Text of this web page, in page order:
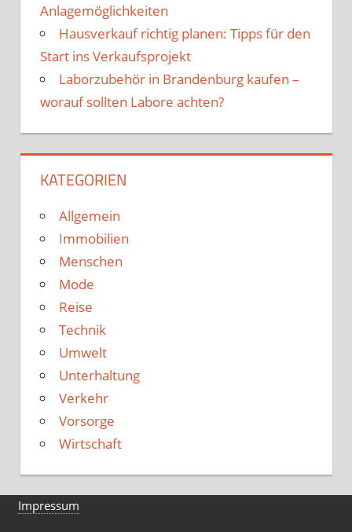
Anlagemöglichkeiten
Hausverkauf richtig planen: Tipps für den
Start ins Verkaufsprojekt
Laborzubehör in Brandenburg kaufen –
worauf sollten Labore achten?
KATEGORIEN
Allgemein
Immobilien
Menschen
Mode
Reise
Technik
Umwelt
Unterhaltung
Verkehr
Vorsorge
Wirtschaft
Impressum